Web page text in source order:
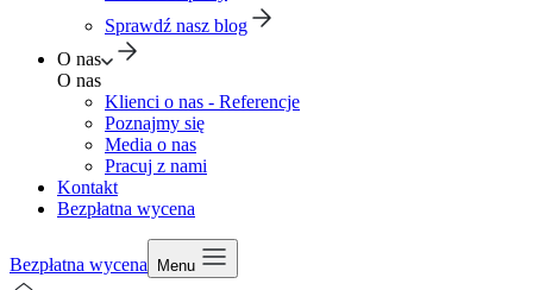
Sprawdź nasz blog
O nas
O nas
Klienci o nas - Referencje
Poznajmy się
Media o nas
Pracuj z nami
Kontakt
Bezpłatna wycena
Bezpłatna wycena Menu